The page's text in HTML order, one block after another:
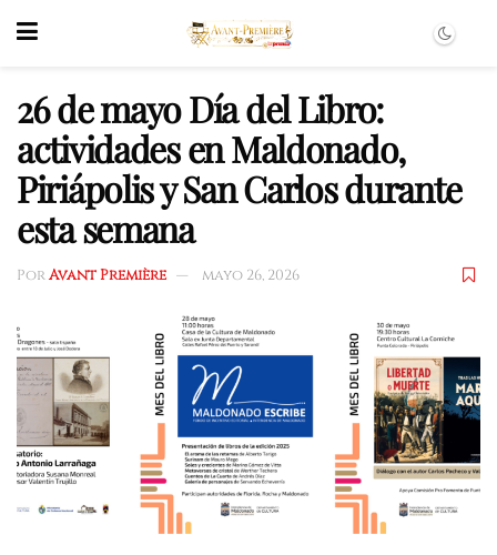
26 de mayo Día del Libro:
actividades en Maldonado,
Piriápolis y San Carlos durante
esta semana
PorAvant Première mayo 26, 2026